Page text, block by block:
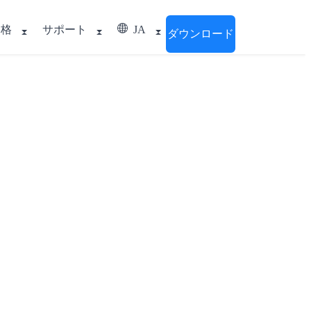
サポート JA ダウンロード